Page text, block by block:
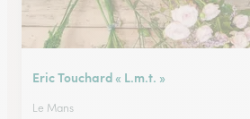
Eric Touchard « L.m.t. »
Le Mans